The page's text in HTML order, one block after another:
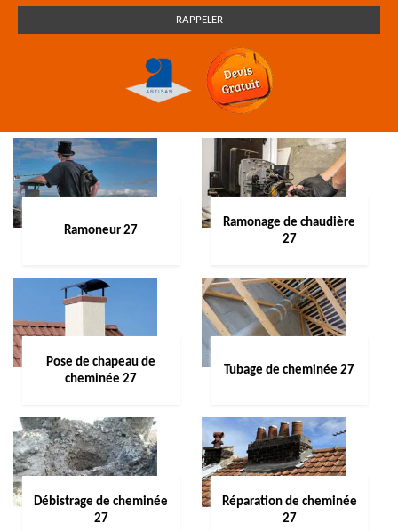
Ramoneur 27
Ramonage de chaudière
27
Pose de chapeau de
cheminée 27
Tubage de cheminée 27
Débistrage de cheminée
27
Réparation de cheminée
27